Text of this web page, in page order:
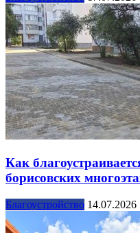
Как
борисовских
Благоустройство 14.07.2026